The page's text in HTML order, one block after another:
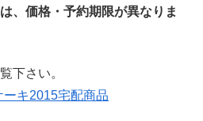
、価格・予約期限が異なりま
下さい。
ーキ2015宅配商品